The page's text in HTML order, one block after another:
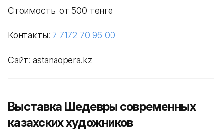
Стоимость: от 500 тенге
Контакты: 7 7172 70 96 00
Сайт: astanaopera.kz
Выставка Шедевры современных
казахских художников